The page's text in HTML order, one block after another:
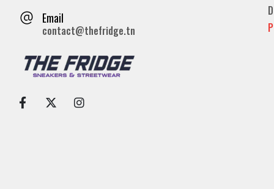
Email
contact@thefridge.tn